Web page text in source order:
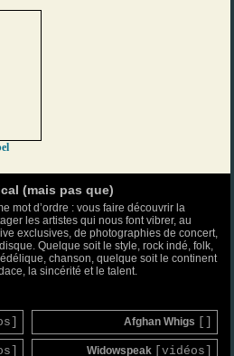
(mais pas que)
mot d’ordre : vous faire découvrir la
les artistes qui nous font vibrer, au
exclusives, de photographies de concert,
Quelque soit le style, rock indé, folk,
chanson, quelque soit le continent
la sincérité et le talent.
Afghan Whigs
Widowspeak [vidéos]